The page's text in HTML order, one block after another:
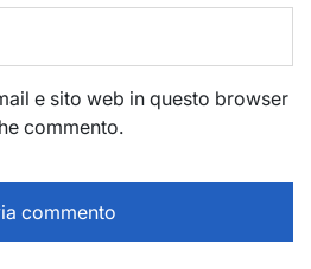
e sito web in questo browser
commento.